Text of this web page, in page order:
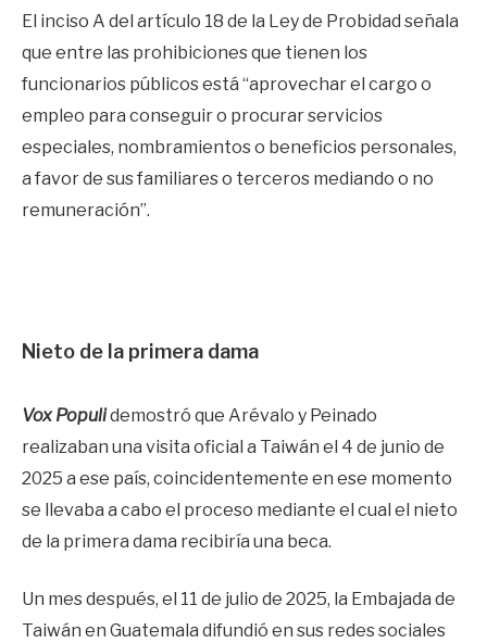
El inciso A del artículo 18 de la Ley de Probidad señala
que entre las prohibiciones que tienen los
funcionarios públicos está “aprovechar el cargo o
empleo para conseguir o procurar servicios
especiales, nombramientos o beneficios personales,
a favor de sus familiares o terceros mediando o no
remuneración”.
Nieto de la primera dama
Vox Populidemostró que Arévalo y Peinado
realizaban una visita oficial a Taiwán el 4 de junio de
2025 a ese país, coincidentemente en ese momento
se llevaba a cabo el proceso mediante el cual el nieto
de la primera dama recibiría una beca.
Un mes después, el 11 de julio de 2025, la Embajada de
Taiwán en Guatemala difundió en sus redes sociales